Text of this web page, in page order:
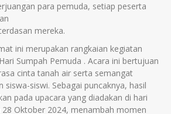
para pemuda, setiap peserta
mereka.
ini merupakan rangkaian kegiatan
Sumpah Pemuda . Acara ini bertujuan
cinta tanah air serta semangat
siswa-siswi. Sebagai puncaknya, hasil
pada upacara yang diadakan di hari
28 Oktober 2024, menambah momen